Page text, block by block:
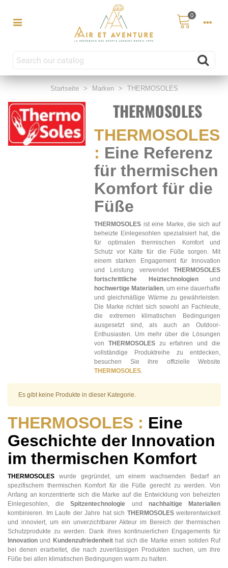
0
Startseite > Marken > THERMOSOLES
THERMOSOLES
THERMOSOLES
: Eine Referenz
für thermischen
Komfort für die
Füße
THERMOSOLES ist eine Marke, die sich auf
beheizte Einlegesohlen spezialisiert hat, die
für optimalen thermischen Komfort und
Schutz vor Kälte für die Füße sorgen. Mit
einem starken Engagement für Innovation
und Leistung verwendet THERMOSOLES
fortschrittliche Heiztechnologienund
hochwertige Materialien, um eine dauerhafte
und gleichmäßige Wärme zu gewährleisten.
Die Marke richtet sich sowohl an Fachleute,
die extremen klimatischen Bedingungen
ausgesetzt sind, als auch an Outdoor-
Enthusiasten. Um mehr über die Lösungen
von THERMOSOLESzu erfahren und die
vollständige Produktreihe zu entdecken,
besuchen Sie ihre offizielle Website
THERMOSOLES.
Es gibt keine Produkte in dieser Kategorie.
THERMOSOLES : Eine
Geschichte der Innovation
im thermischen Komfort
THERMOSOLES wurde gegründet, um einem wachsenden Bedarf an
spezifischem thermischen Komfort für die Füße gerecht zu werden. Von
Anfang an konzentrierte sich die Marke auf die Entwicklung von beheizten
Einlegesohlen, dieSpitzentechnologie und nachhaltige Materialien
kombinieren. Im Laufe der Jahre hat sich THERMOSOLESweiterentwickelt
und innoviert, um ein unverzichtbarer Akteur im Bereich der thermischen
Schutzprodukte zu werden. Dank ihres kontinuierlichen Engagements für
Innovation und Kundenzufriedenheithat sich die Marke einen soliden Ruf
bei denen erarbeitet, die nach zuverlässigen Produkten suchen, um ihre
Füße bei allen klimatischen Bedingungen warm zu halten.